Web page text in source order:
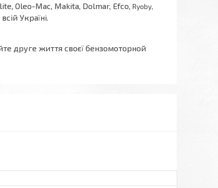
Oleo-Mac, Makita, Dolmar, Efco, Ryoby,
Україні.
друге життя своєї бензомоторной